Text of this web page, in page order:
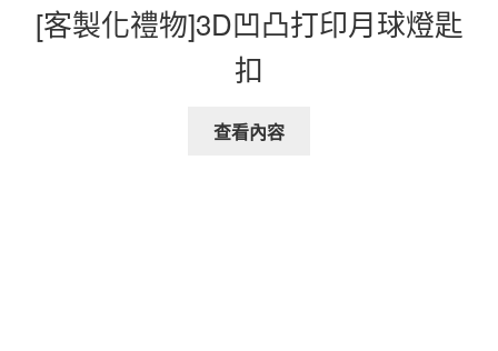
[客製化禮物]3D凹凸打印月球燈匙
扣
查看內容